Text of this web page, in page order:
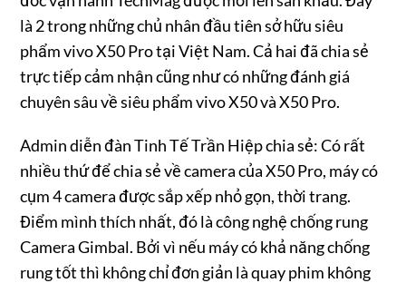
là 2 trong những chủ nhân đầu tiên sở hữu siêu
phẩm vivo X50 Pro tại Việt Nam. Cả hai đã chia sẻ
trực tiếp cảm nhận cũng như có những đánh giá
chuyên sâu về siêu phẩm vivo X50 và X50 Pro.
Admin diễn đàn Tinh Tế Trần Hiệp chia sẻ: Có rất
nhiều thứ để chia sẻ về camera của X50 Pro, máy có
cụm 4 camera được sắp xếp nhỏ gọn, thời trang.
Điểm mình thích nhất, đó là công nghệ chống rung
Camera Gimbal. Bởi vì nếu máy có khả năng chống
rung tốt thì không chỉ đơn giản là quay phim không